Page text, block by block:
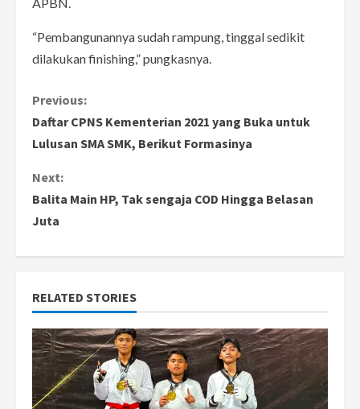
“Pembangunannya sudah rampung, tinggal sedikit
dilakukan finishing,” pungkasnya.
C
o
n
t
u
e
R
Previous:
Daftar CPNS Kementerian 2021 yang Buka untuk
Lulusan SMA SMK, Berikut Formasinya
Next:
Balita Main HP, Tak sengaja COD Hingga Belasan
Juta
RELATED STORIES